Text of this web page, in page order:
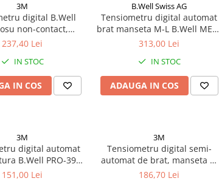
3M
digital B.Well
non-contact,
WF-5000
237,40 Lei
IN STOC
IN COS
B.Well Swiss AG
Tensiometru digital automat
brat manseta M-L B.Well MED-
55 Zephyr Labs
313,00 Lei
IN STOC
ADAUGA IN COS
3M
digital automat
B.Well PRO-39
Zephyr Labs
151,00 Lei
3M
Tensiometru digital semi-
automat de brat, manseta M
B.Well PRO-30 Zephyr Labs
186,70 Lei